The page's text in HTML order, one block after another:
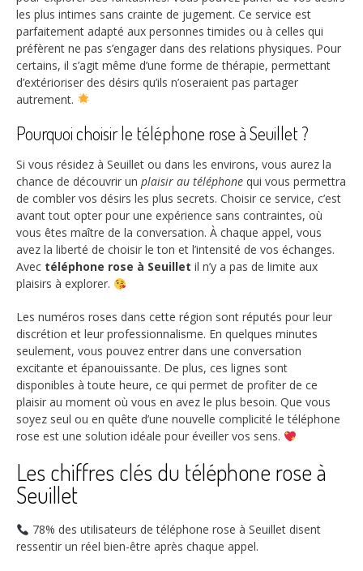
les plus intimes sans crainte de jugement. Ce service est
parfaitement adapté aux personnes timides ou à celles qui
préfèrent ne pas s’engager dans des relations physiques. Pour
certains, il s’agit même d’une forme de thérapie, permettant
d’extérioriser des désirs qu’ils n’oseraient pas partager
autrement.
Pourquoi choisir le téléphone rose à Seuillet ?
Si vous résidez à Seuillet ou dans les environs, vous aurez la
chance de découvrir un plaisir au téléphone qui vous permettra
de combler vos désirs les plus secrets. Choisir ce service, c’est
avant tout opter pour une expérience sans contraintes, où
vous êtes maître de la conversation. À chaque appel, vous
avez la liberté de choisir le ton et l’intensité de vos échanges.
Avec téléphone rose à Seuillet il n’y a pas de limite aux
plaisirs à explorer.
Les numéros roses dans cette région sont réputés pour leur
discrétion et leur professionnalisme. En quelques minutes
seulement, vous pouvez entrer dans une conversation
excitante et épanouissante. De plus, ces lignes sont
disponibles à toute heure, ce qui permet de profiter de ce
plaisir au moment où vous en avez le plus besoin. Que vous
soyez seul ou en quête d’une nouvelle complicité le téléphone
rose est une solution idéale pour éveiller vos sens.
Les chiffres clés du téléphone rose à
Seuillet
78% des utilisateurs de téléphone rose à Seuillet disent
ressentir un réel bien-être après chaque appel.